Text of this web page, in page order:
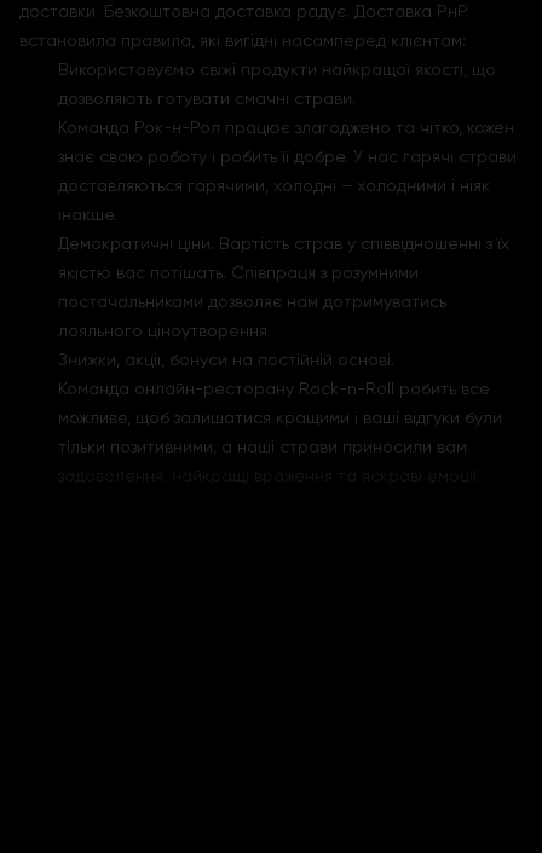
доставки. Безкоштовна доставка радує. Доставка РнР
встановила правила, які вигідні насамперед клієнтам:
Використовуємо свіжі продукти найкращої якості, що
дозволяють готувати смачні страви.
Команда Рок-н-Рол працює злагоджено та чітко, кожен
знає свою роботу і робить її добре. У нас гарячі страви
доставляються гарячими, холодні – холодними і ніяк
інакше.
Демократичні ціни. Вартість страв у співвідношенні з їх
якістю вас потішать. Співпраця з розумними
постачальниками дозволяє нам дотримуватись
лояльного ціноутворення.
Знижки, акції, бонуси на постійній основі.
Команда онлайн-ресторану Rock-n-Roll робить все
можливе, щоб залишатися кращими і ваші відгуки були
тільки позитивними, а наші страви приносили вам